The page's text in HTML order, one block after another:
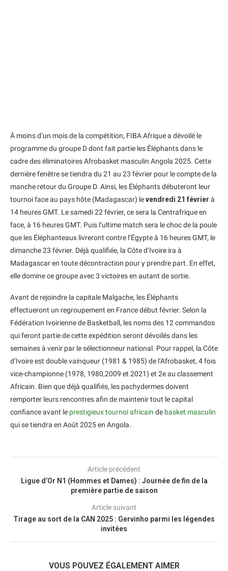
À moins d’un mois de la compétition, FIBA Afrique a dévoilé le
programme du groupe D dont fait partie les Éléphants dans le
cadre des éliminatoires Afrobasket masculin Angola 2025. Cette
dernière fenêtre se tiendra du 21 au 23 février pour le compte de la
manche retour du Groupe D. Ainsi, les Éléphants débuteront leur
tournoi face au pays hôte (Madagascar) levendredi 21 février à
14 heures GMT. Le samedi 22 février, ce sera la Centrafrique en
face, à 16 heures GMT. Puis l’ultime match sera le choc de la poule
que les Éléphanteaux livreront contre l’Égypte à 16 heures GMT, le
dimanche 23 février. Déjà qualifiée, la Côte d’Ivoire ira à
Madagascar en toute décontraction pour y prendre part. En effet,
elle domine ce groupe avec 3 victoires en autant de sortie.
Avant de rejoindre la capitale Malgache, les Éléphants
effectueront un regroupement en France début février. Selon la
Fédération Ivoirienne de Basketball, les noms des 12 commandos
qui feront partie de cette expédition seront dévoilés dans les
semaines à venir par le sélectionneur national. Pour rappel, la Côte
d’Ivoire est double vainqueur (1981 & 1985) de l’Afrobasket, 4 fois
vice-championne (1978, 1980,2009 et 2021) et 2e au classement
Africain. Bien que déjà qualifiés, les pachydermes doivent
remporter leurs rencontres afin de maintenir tout le capital
confiance avant le prestigieux tournoi africain de basket masculin
qui se tiendra en Août 2025 en Angola.
Article précédent
Ligue d’Or N1 (Hommes et Dames) : Journée de fin de la
première partie de saison
Article suivant
Tirage au sort de la CAN 2025 : Gervinho parmi les légendes
invitées
VOUS POUVEZ ÉGALEMENT AIMER